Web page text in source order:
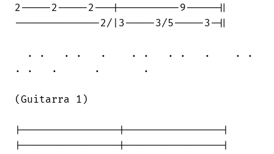
2-----2-----2---|----------9-----||
--------------2/|3-----3/5-----3-||
  . .   . .   .    . .   . .   .    . .
. .   .      .       .
(Guitarra 1)
|----------------|----------------|
|----------------|----------------|